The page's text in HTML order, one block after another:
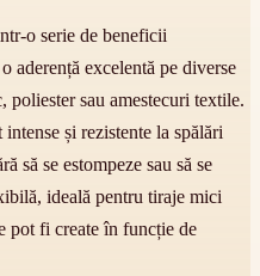
o serie de beneficii
aderență excelentă pe diverse
sau amestecuri textile.
și rezistente la spălări
să se estompeze sau să se
ideală pentru tiraje mici
pot fi create în funcție de